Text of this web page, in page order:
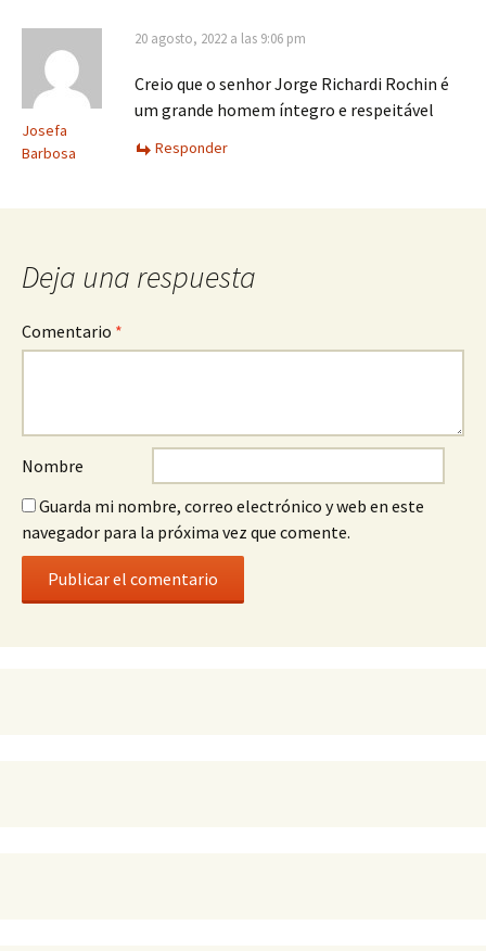
Josefa
Barbosa
20 agosto, 2022 a las 9:06 pm
Creio que o senhor Jorge Richardi Rochin é
um grande homem íntegro e respeitável
Responder
Deja una respuesta
Comentario *
Nombre
Guarda mi nombre, correo electrónico y web en este
navegador para la próxima vez que comente.